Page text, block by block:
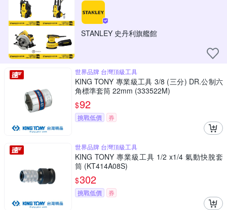
STANLEY 史丹利旗艦館
世界品牌 台灣頂級工具
KING TONY 專業級工具 3/8 (三分) DR.公制六
角標準套筒 22mm (333522M)
$92
挑戰低價 券
世界品牌 台灣頂級工具
KING TONY 專業級工具 1/2 x1/4 氣動快脫套
筒 (KT414A08S)
$302
挑戰低價 券